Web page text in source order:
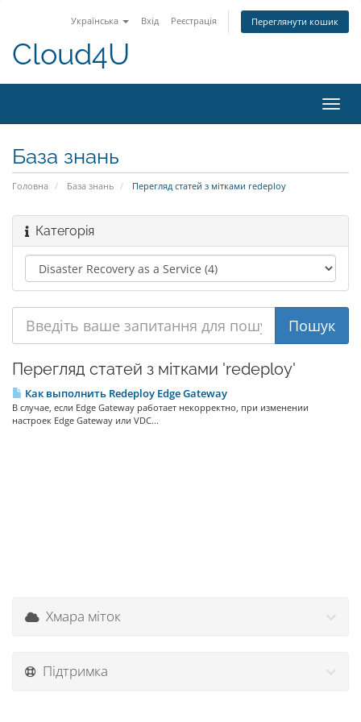
Українська Вхід Реєстрація Переглянути кошик
Cloud4U
База знань
Головна База знань Перегляд статей з мітками redeploy
Категорія
Перегляд статей з мітками 'redeploy'
Как выполнить Redeploy Edge Gateway
В случае, если Edge Gateway работает некорректно, при изменении
настроек Edge Gateway или VDC...
Хмара міток
Підтримка